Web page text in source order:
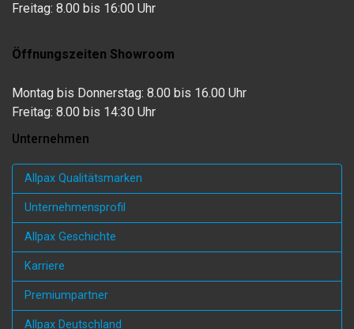
Freitag: 8.00 bis 16:00 Uhr
Öffnungszeiten Showroom
Montag bis Donnerstag: 8.00 bis 16.00 Uhr
Freitag: 8.00 bis 14:30 Uhr
Unternehmen
Allpax Qualitätsmarken
Unternehmensprofil
Allpax Geschichte
Karriere
Premiumpartner
Allpax Deutschland